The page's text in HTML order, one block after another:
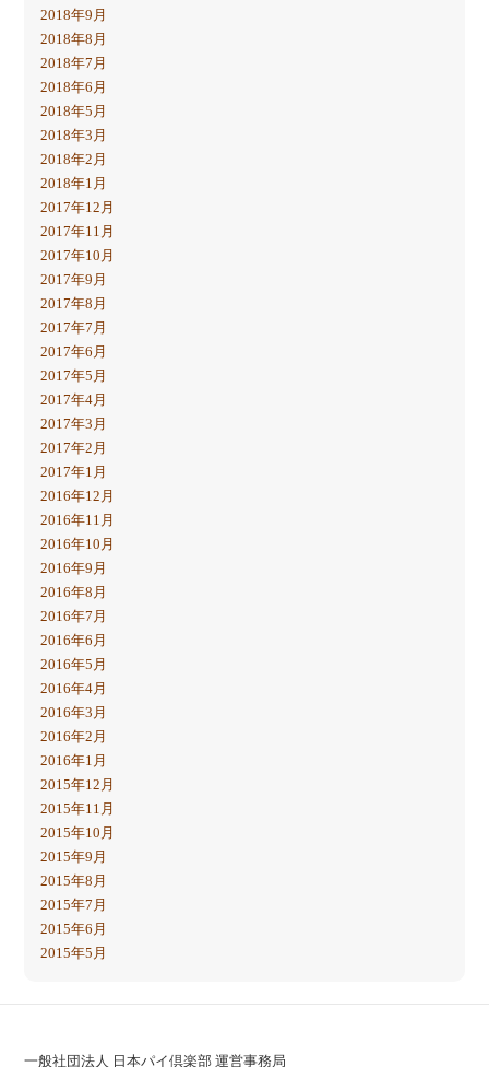
2018年9月
2018年8月
2018年7月
2018年6月
2018年5月
2018年3月
2018年2月
2018年1月
2017年12月
2017年11月
2017年10月
2017年9月
2017年8月
2017年7月
2017年6月
2017年5月
2017年4月
2017年3月
2017年2月
2017年1月
2016年12月
2016年11月
2016年10月
2016年9月
2016年8月
2016年7月
2016年6月
2016年5月
2016年4月
2016年3月
2016年2月
2016年1月
2015年12月
2015年11月
2015年10月
2015年9月
2015年8月
2015年7月
2015年6月
2015年5月
一般社団法人 日本パイ倶楽部 運営事務局